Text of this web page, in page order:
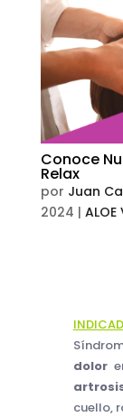
Conoce
Relax
por Juan
2024 | ALOE
dolor
cuello,